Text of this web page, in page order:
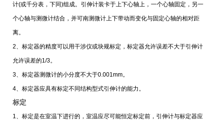
计(或千分表，下同)组成。引伸计装卡于上下心轴上，一个心轴固定，另一
个心轴与测微计结合，并可南测微计上下带动而变化与固定心轴的相对距
离。
2、标定器的精度可以用干涉仪或块规标定，标定器允许误差不大于引伸计
允许误差的1/3。
3、标定器测微计的小分度不大于0.001mm。
4、标定器应具有标定不同结构型式引伸计的能力。
标定
1、标定是在室温下进行的，室温应尽可能恒定标定前，引伸计与标定器应